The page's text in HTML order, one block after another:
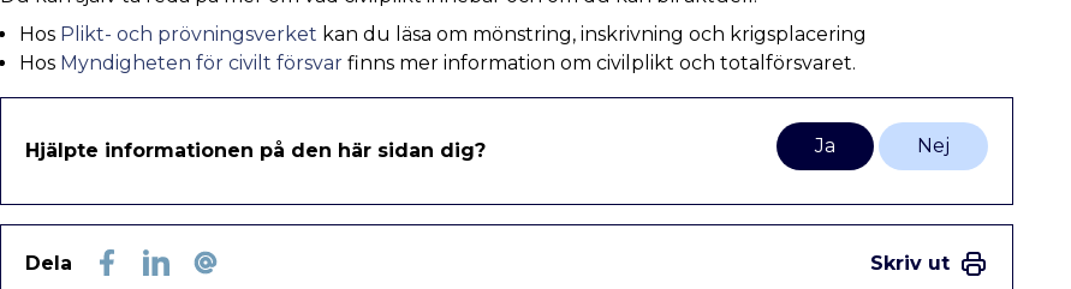
Hos Plikt- och prövningsverket kan du läsa om mönstring, inskrivning och krigsplacering
Hos Myndigheten för civilt försvar finns mer information om civilplikt och totalförsvaret.
Hjälpte informationen på den här sidan dig? Ja Nej
Dela
Skriv ut